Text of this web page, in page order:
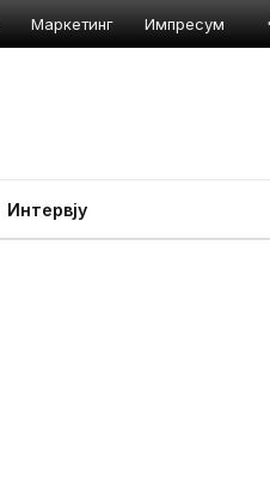
Маркетинг Импресум
Интервју